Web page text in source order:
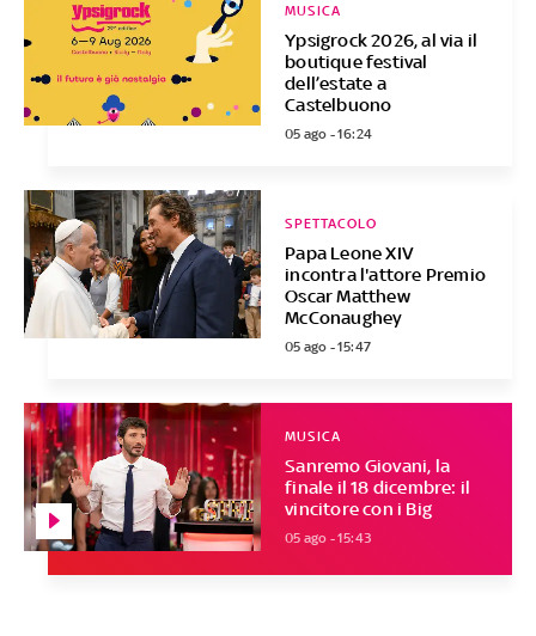
Ypsigrock 2026, al via il
boutique festival
dell’estate a
Castelbuono
MUSICA
05 ago - 16:24
Papa Leone XIV
incontra l'attore Premio
Oscar Matthew
McConaughey
SPETTACOLO
05 ago - 15:47
Sanremo Giovani, la
finale il 18 dicembre: il
vincitore con i Big
MUSICA
05 ago - 15:43